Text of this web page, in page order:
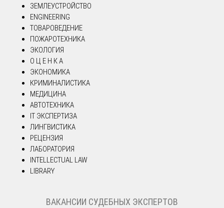
ЗЕМЛЕУСТРОЙСТВО
ENGINEERING
ТОВАРОВЕДЕНИЕ
ПОЖАРОТЕХНИКА
ЭКОЛОГИЯ
О Ц Е Н К А
ЭКОНОМИКА
КРИМИНАЛИСТИКА
МЕДИЦИНА
АВТОТЕХНИКА
IT ЭКСПЕРТИЗА
ЛИНГВИСТИКА
РЕЦЕНЗИЯ
ЛАБОРАТОРИЯ
INTELLECTUAL LAW
LIBRARY
ВАКАНСИИ СУДЕБНЫХ ЭКСПЕРТОВ